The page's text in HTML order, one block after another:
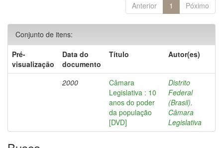
Anterior 1 Póximo
Conjunto de itens:
Pré-
visualização
Data do
documento
Título Autor(es)
2000
Câmara
Legislativa : 10
anos do poder
da população
[DVD]
Distrito
Federal
(Brasil).
Câmara
Legislativa